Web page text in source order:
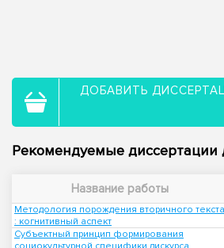
ДОБАВИТЬ
Рекомендуемые диссертации
Название работы
Методология порождения вторичного текста
: когнитивный аспект
Субъектный принцип формирования